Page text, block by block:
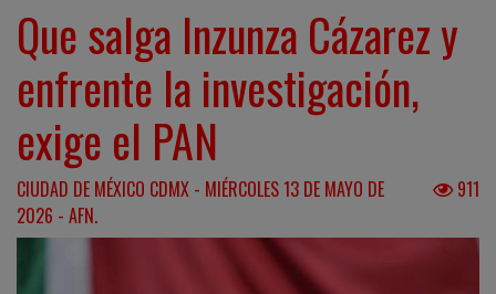
Que salga Inzunza Cázarez y
enfrente la investigación,
exige el PAN
CIUDAD DE MÉXICO CDMX - MIÉRCOLES 13 DE MAYO DE
2026 - AFN.
911